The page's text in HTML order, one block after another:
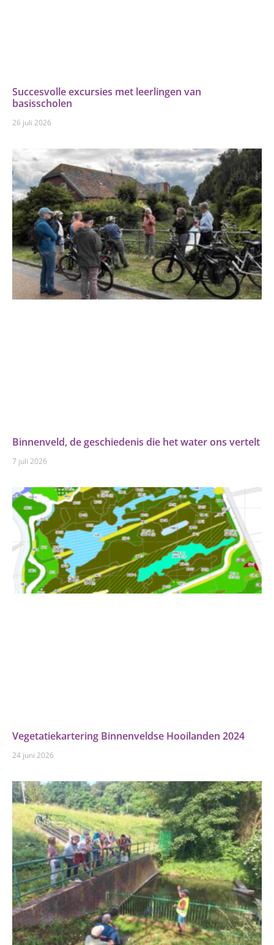
Succesvolle excursies met leerlingen van
basisscholen
26 juli 2026
Binnenveld, de geschiedenis die het water ons vertelt
7 juli 2026
Vegetatiekartering Binnenveldse Hooilanden 2024
24 juni 2026